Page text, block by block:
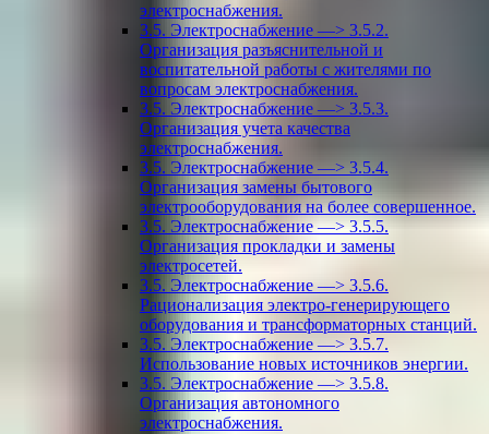
электроснабжения.
3.5. Электроснабжение —> 3.5.2.
Организация разъяснительной и
воспитательной работы с жителями по
вопросам электроснабжения.
3.5. Электроснабжение —> 3.5.3.
Организация учета качества
электроснабжения.
3.5. Электроснабжение —> 3.5.4.
Организация замены бытового
электрооборудования на более совершенное.
3.5. Электроснабжение —> 3.5.5.
Организация прокладки и замены
электросетей.
3.5. Электроснабжение —> 3.5.6.
Рационализация электро-генерирующего
оборудования и трансформаторных станций.
3.5. Электроснабжение —> 3.5.7.
Использование новых источников энергии.
3.5. Электроснабжение —> 3.5.8.
Организация автономного
электроснабжения.